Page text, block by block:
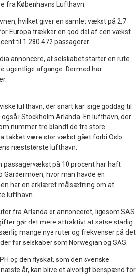
fra Københavns Lufthavn.
hvilket giver en samlet vækst på 2,7
Europa trækker en god del af den vækst.
til 1.280.472 passagerer.
annoncere, at selskabet starter en rute
ugentlige afgange. Dermed har
lufthavn, der snart kan sige goddag til
i Stockholm Arlanda. En lufthavn, der
nummer tre blandt de tre store
takket være stor vækst gået forbi Oslo
næststørste lufthavn.
passagervækst på 10 procent har haft
Gardermoen, hvor man havde en
har en erklæret målsætning om at
lufthavn.
fra Arlanda er annonceret, ligesom SAS
gør det mere attraktivt at satse stadig
mange nye ruter og frekvenser på det
for selskaber som Norwegian og SAS.
og den flyskat, som den svenske
år, kan blive et alvorligt benspænd for